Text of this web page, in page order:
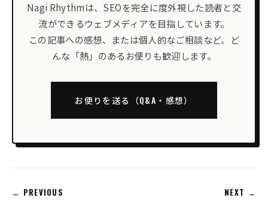
Nagi Rhythmは、SEOを完全に度外視した読者と交
流ができるウェブメディアを目指しています。
この記事への感想、または個人的なご相談など、ど
んな「熱」のあるお便りも歓迎します。
お便りを送る（Q&A・感想）
← PREVIOUS NEXT →